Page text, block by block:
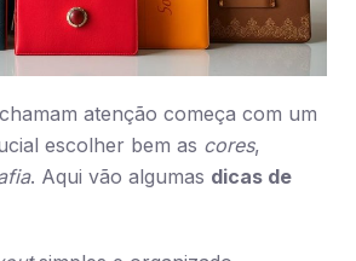
atenção começa com um
escolher bem as cores,
. Aqui vão algumas dicas de